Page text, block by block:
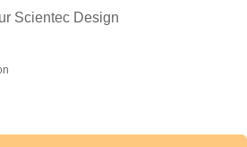
Scientec Design